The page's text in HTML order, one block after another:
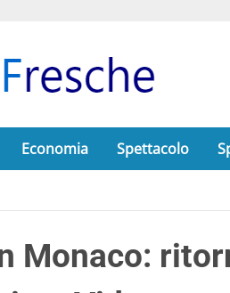
Economia Spettacolo
Monaco: